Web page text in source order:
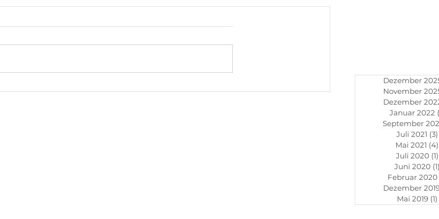
Dezember
November
Dezember
Januar 2022
September
Juli 2021 (3)
Mai 2021 (4)
Juli 2020 (1)
Juni 2020
Februar 2020
Dezember
Mai 2019 (1)